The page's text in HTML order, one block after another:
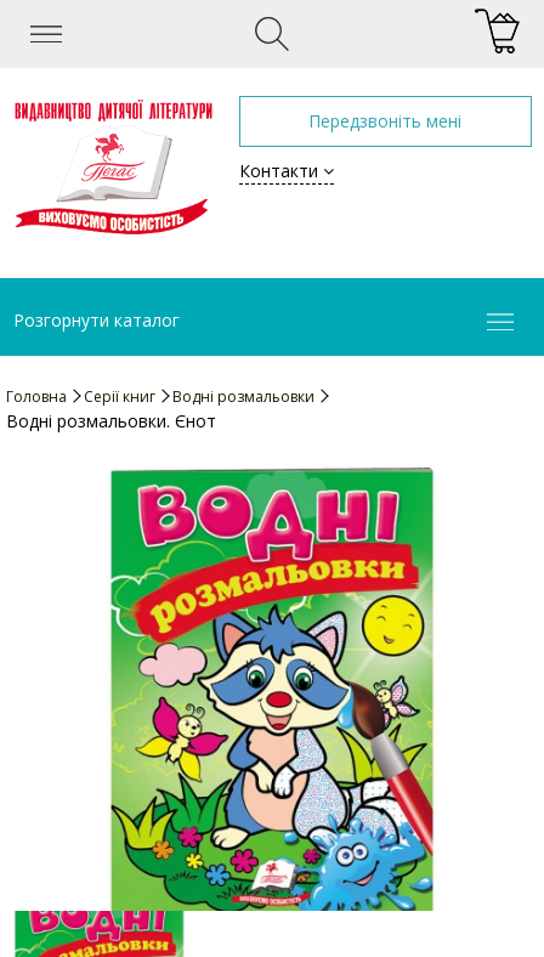
Передзвоніть мені
Контакти
Розгорнути каталог
Головна Серії книг Водні розмальовки
Водні розмальовки. Єнот